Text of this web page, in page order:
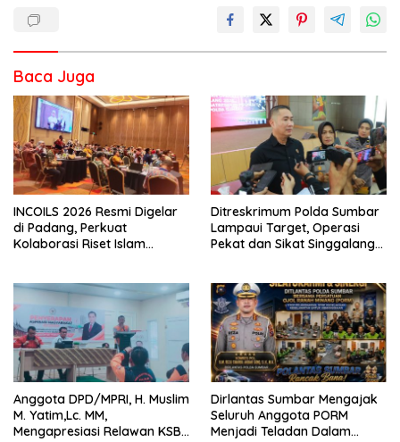
Baca Juga
INCOILS 2026 Resmi Digelar
di Padang, Perkuat
Kolaborasi Riset Islam
Ditreskrimum Polda Sumbar
Lampaui Target, Operasi
Pekat dan Sikat Singgalang
Anggota DPD/MPRI, H. Muslim
M. Yatim,Lc. MM,
Mengapresiasi Relawan KSB
Dirlantas Sumbar Mengajak
Seluruh Anggota PORM
Menjadi Teladan Dalam